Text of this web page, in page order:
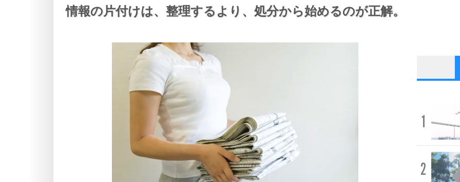
情報の片付けは、 整理するより、 処分から始めるのが正解。
1
2